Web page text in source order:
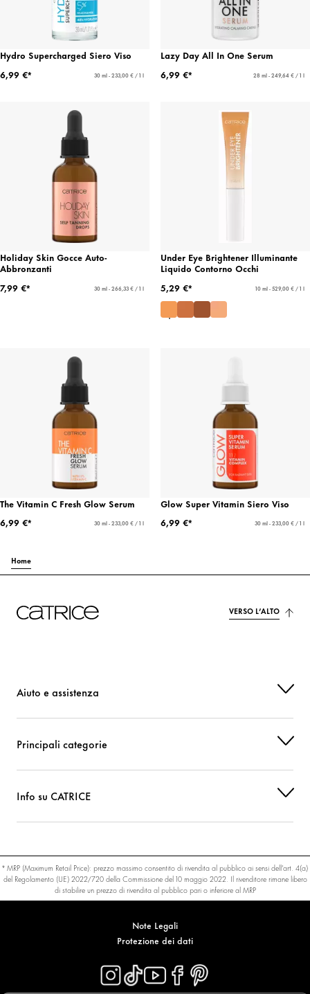
Hydro Supercharged Siero Viso
6,99 €*
30 ml - 233,00 € / 1 l
Lazy Day All In One Serum
6,99 €*
28 ml - 249,64 € / 1 l
Holiday Skin Gocce Auto-
Abbronzanti
7,99 €*
30 ml - 266,33 € / 1 l
Under Eye Brightener Illuminante
Liquido Contorno Occhi
5,29 €*
10 ml - 529,00 € / 1 l
The Vitamin C Fresh Glow Serum
6,99 €*
30 ml - 233,00 € / 1 l
Glow Super Vitamin Siero Viso
6,99 €*
30 ml - 233,00 € / 1 l
Home
VERSO L’ALTO
Aiuto e assistenza
Principali categorie
Info su CATRICE
* MRP (Maximum Retail Price): prezzo massimo consentito di rivendita al pubblico ai sensi dell’art. 4(a)
del Regolamento (UE) 2022/720 della Commissione del 10 maggio 2022. Il rivenditore rimane libero
di stabilire un prezzo di rivendita al pubblico pari o inferiore al MRP
Note Legali
Protezione dei dati